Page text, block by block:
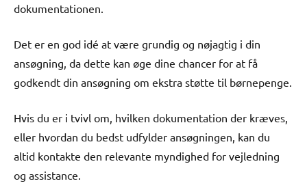
dokumentationen.
Det er en god idé at være grundig og nøjagtig i din
ansøgning, da dette kan øge dine chancer for at få
godkendt din ansøgning om ekstra støtte til børnepenge.
Hvis du er i tvivl om, hvilken dokumentation der kræves,
eller hvordan du bedst udfylder ansøgningen, kan du
altid kontakte den relevante myndighed for vejledning
og assistance.